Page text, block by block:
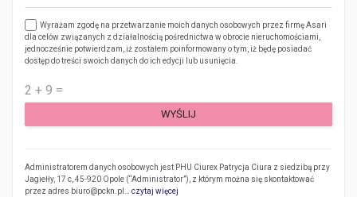
Wyrażam zgodę na przetwarzanie moich danych osobowych przez firmę Asari
dla celów związanych z działalnością pośrednictwa w obrocie nieruchomościami,
jednocześnie potwierdzam, iż zostałem poinformowany o tym, iż będę posiadać
dostęp do treści swoich danych do ich edycji lub usunięcia.
Administratorem danych osobowych jest PHU Ciurex Patrycja Ciura z siedzibą przy
Jagiełły, 17 c, 45-920 Opole (“Administrator”), z którym można się skontaktować
przez adres biuro@pckn.pl… czytaj więcej